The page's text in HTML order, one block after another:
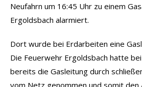
Neufahrn um 16:45 Uhr zu einem
Ergoldsbach alarmiert.
Dort wurde bei Erdarbeiten eine
Die Feuerwehr Ergoldsbach hatte
bereits die Gasleitung durch
vom Netz genommen und somit